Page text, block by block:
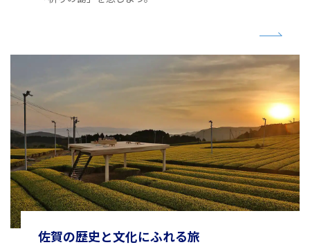
佐賀の歴史と文化にふれる旅